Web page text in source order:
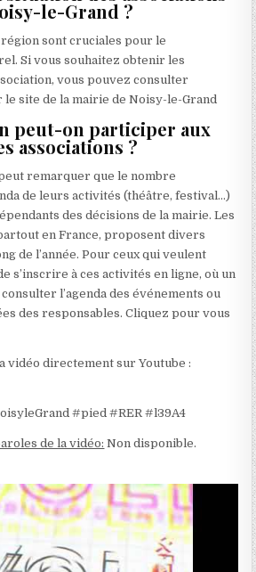
le-Grand ?
région sont cruciales pour le
Si vous souhaitez obtenir les
vous pouvez consulter
le site de la mairie de Noisy-le-Grand
peut-on participer aux
associations ?
remarquer que le nombre
de leurs activités (théâtre, festival…)
des décisions de la mairie. Les
en France, proposent divers
de l’année. Pour ceux qui veulent
s’inscrire à ces activités en ligne, où un
l’agenda des événements ou
des responsables. Cliquez pour vous
vidéo directement sur Youtube :
#pied #RER #l39A4
de la vidéo: Non disponible.